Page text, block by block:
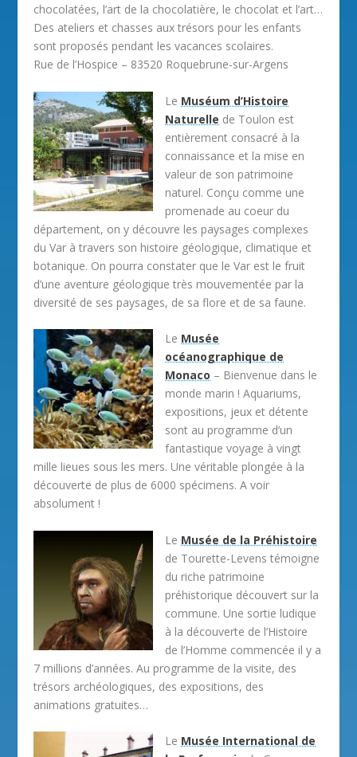
chocolatées, l’art de la chocolatière, le chocolat et l’art…
Des ateliers et chasses aux trésors pour les enfants
sont proposés pendant les vacances scolaires.
Rue de l’Hospice – 83520 Roquebrune-sur-Argens
Le Muséum d’Histoire
Naturelle de Toulon est
entièrement consacré à la
connaissance et la mise en
valeur de son patrimoine
naturel. Conçu comme une
promenade au coeur du
département, on y découvre les paysages complexes
du Var à travers son histoire géologique, climatique et
botanique. On pourra constater que le Var est le fruit
d’une aventure géologique très mouvementée par la
diversité de ses paysages, de sa flore et de sa faune.
Le Musée
océanographique de
Monaco – Bienvenue dans le
monde marin ! Aquariums,
expositions, jeux et détente
sont au programme d’un
fantastique voyage à vingt
mille lieues sous les mers. Une véritable plongée à la
découverte de plus de 6000 spécimens. A voir
absolument !
Le Musée de la Préhistoire
de Tourette-Levens témoigne
du riche patrimoine
préhistorique découvert sur la
commune. Une sortie ludique
à la découverte de l’Histoire
de l’Homme commencée il y a
7 millions d’années. Au programme de la visite, des
trésors archéologiques, des expositions, des
animations gratuites…
Le Musée International de